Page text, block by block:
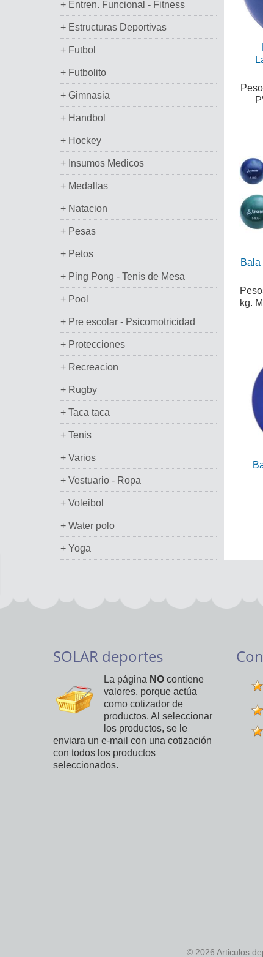
+ Entren. Funcional - Fitness
+ Estructuras Deportivas
+ Futbol
+ Futbolito
+ Gimnasia
+ Handbol
+ Hockey
+ Insumos Medicos
+ Medallas
+ Natacion
+ Pesas
+ Petos
+ Ping Pong - Tenis de Mesa
+ Pool
+ Pre escolar - Psicomotricidad
+ Protecciones
+ Recreacion
+ Rugby
+ Taca taca
+ Tenis
+ Varios
+ Vestuario - Ropa
+ Voleibol
+ Water polo
+ Yoga
Bala
kg.
SOLAR deportes
La página NO contiene
valores, porque actúa
como cotizador de
productos. Al seleccionar
los productos, se le
enviara un e-mail con una cotización
con todos los productos
seleccionados.
© 2026 Articulos